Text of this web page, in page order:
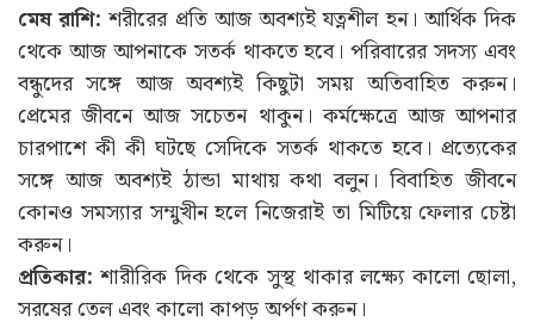
মেষ রাশি: শরীরের প্রতি আজ অবশ্যই যত্নশীল হন। আর্থিক দিক
থেকে আজ আপনাকে সতর্ক থাকতে হবে। পরিবারের সদস্য এবং
বন্ধুদের সঙ্গে আজ অবশ্যই কিছুটা সময় অতিবাহিত করুন।
প্রেমের জীবনে আজ সচেতন থাকুন। কর্মক্ষেত্রে আজ আপনার
চারপাশে কী কী ঘটছে সেদিকে সতর্ক থাকতে হবে। প্রত্যেকের
সঙ্গে আজ অবশ্যই ঠান্ডা মাথায় কথা বলুন। বিবাহিত জীবনে
কোনও সমস্যার সম্মুখীন হলে নিজেরাই তা মিটিয়ে ফেলার চেষ্টা
করুন।
প্রতিকার: শারীরিক দিক থেকে সুস্থ থাকার লক্ষ্যে কালো ছোলা,
সরষের তেল এবং কালো কাপড় অর্পণ করুন।